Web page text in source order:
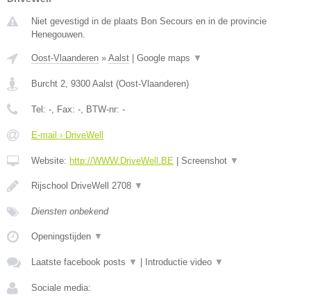
Niet gevestigd in de plaats Bon Secours en in de provincie
Henegouwen.
Oost-Vlaanderen » Aalst Google maps ▼
Burcht 2, 9300 Aalst (Oost-Vlaanderen)
Tel: -, Fax: -, BTW-nr: -
E-mail › DriveWell
Website: http://WWW.DriveWell.BE Screenshot ▼
Rijschool DriveWell 2708 ▼
Diensten onbekend
Openingstijden ▼
Laatste facebook posts ▼ Introductie video ▼
Sociale media: